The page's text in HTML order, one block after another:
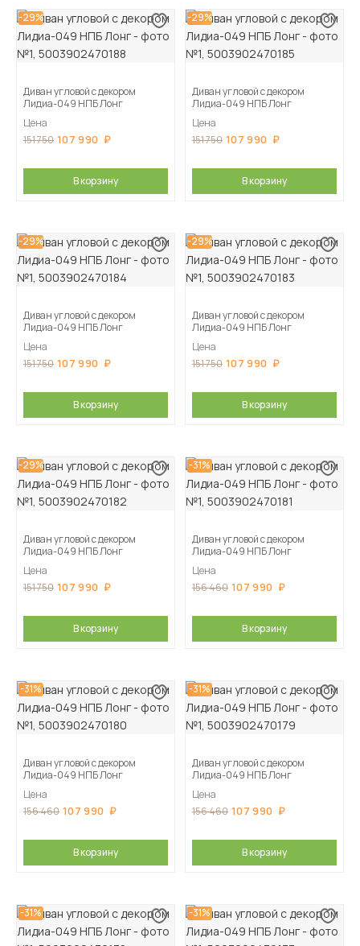
-29%
Диван угловой с декором
Лидиа-049 НПБ Лонг
Цена
151 750 107 990
В корзину
-29%
Диван угловой с декором
Лидиа-049 НПБ Лонг
Цена
151 750 107 990
В корзину
-29%
Диван угловой с декором
Лидиа-049 НПБ Лонг
Цена
151 750 107 990
В корзину
-29%
Диван угловой с декором
Лидиа-049 НПБ Лонг
Цена
151 750 107 990
В корзину
-29%
Диван угловой с декором
Лидиа-049 НПБ Лонг
Цена
151 750 107 990
В корзину
-31%
Диван угловой с декором
Лидиа-049 НПБ Лонг
Цена
156 460 107 990
В корзину
-31%
Диван угловой с декором
Лидиа-049 НПБ Лонг
Цена
156 460 107 990
В корзину
-31%
Диван угловой с декором
Лидиа-049 НПБ Лонг
Цена
156 460 107 990
В корзину
-31% -31%